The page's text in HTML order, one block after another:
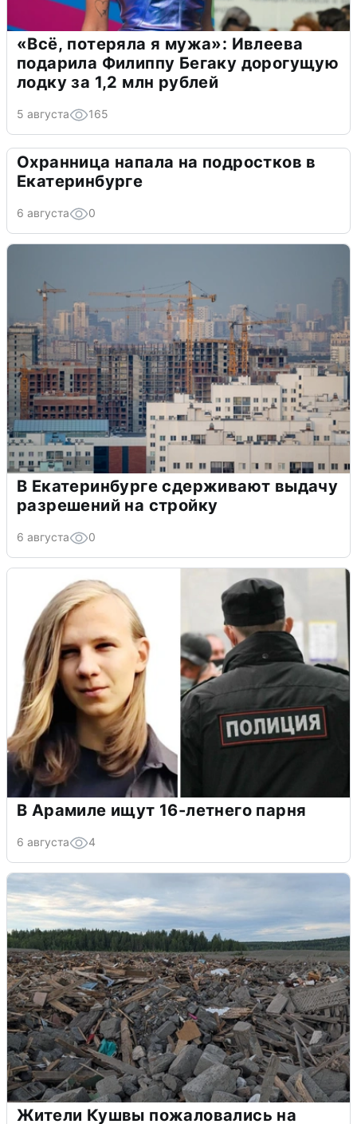
«Всё, потеряла я мужа»: Ивлеева
подарила Филиппу Бегаку дорогущую
лодку за 1,2 млн рублей
5 августа 165
Охранница напала на подростков в
Екатеринбурге
6 августа 0
В Екатеринбурге сдерживают выдачу
разрешений на стройку
6 августа 0
В Арамиле ищут 16-летнего парня
6 августа 4
Жители Кушвы пожаловались на